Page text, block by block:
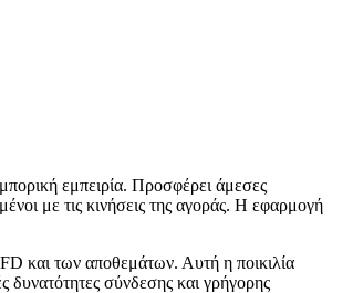
εμπειρία. Προσφέρει άμεσες
με τις κινήσεις της αγοράς. Η εφαρμογή
και των αποθεμάτων. Αυτή η ποικιλία
δυνατότητες σύνδεσης και γρήγορης